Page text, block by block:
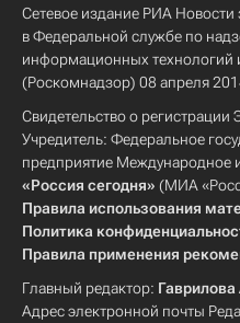
Сетевое издание РИА Новости
в Федеральной службе по
информационных технологий
(Роскомнадзор) 08 апреля
Свидетельство о
Учредитель: Федеральное
предприятие Международное
«Россия сегодня» (МИА
Правила использования
Политика
Правила применения
Главный редактор: Гаврилова
Адрес электронной почты